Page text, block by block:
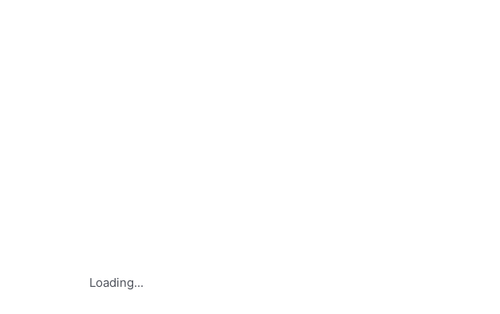
Loading...